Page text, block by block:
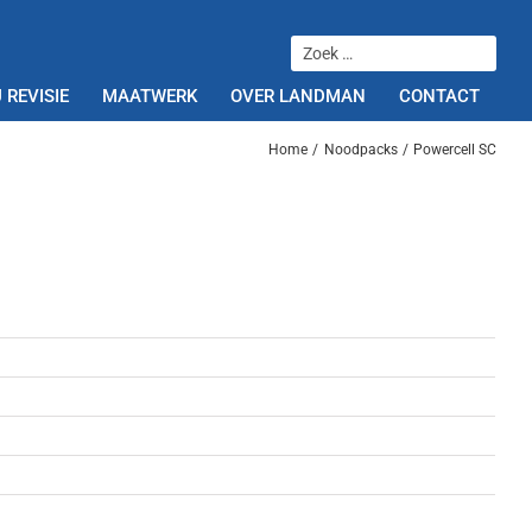
REVISIE MAATWERK OVER LANDMAN CONTACT
Home Noodpacks Powercell SC